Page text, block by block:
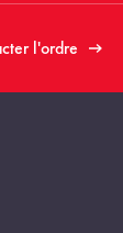
l'ordre